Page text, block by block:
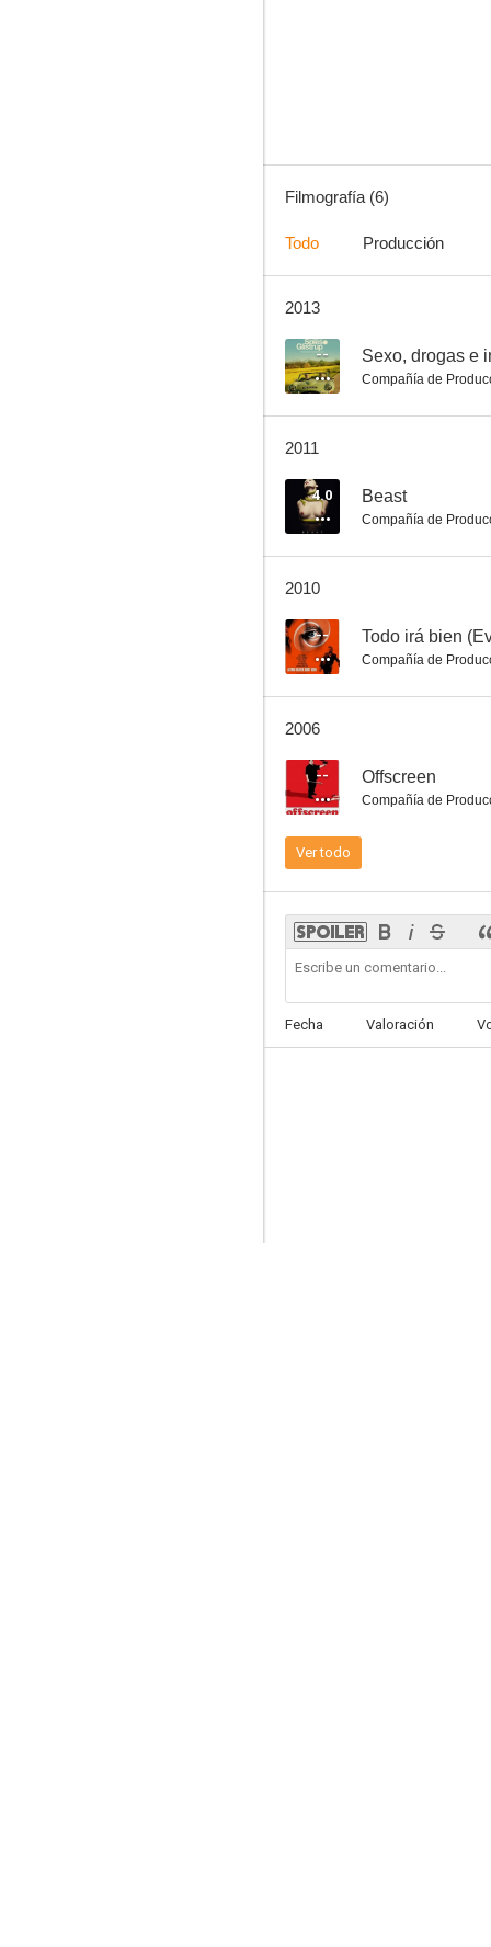
Filmografía (6)
Todo Producción
2013
-- Sexo, drogas e
Compañía de
2011
4.0 Beast
Compañía de
2010
-- Todo irá bien
Compañía de
2006
-- Offscreen
Compañía de
Ver todo
Fecha Valoración